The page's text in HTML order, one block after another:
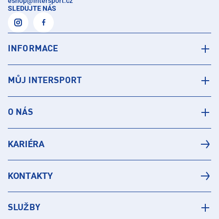
SLEDUJTE NÁS
INFORMACE
MŮJ INTERSPORT
O NÁS
KARIÉRA
KONTAKTY
SLUŽBY